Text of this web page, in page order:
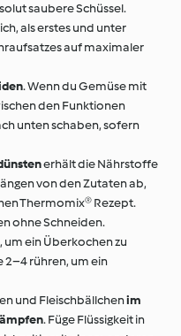
saubere Schüssel.
als erstes und unter
auf maximaler
. Wenn du Gemüse mit
den Funktionen
unten schaben, sofern
erhält die Nährstoffe
von den Zutaten ab,
Thermomix® Rezept.
ohne Schneiden.
, um ein Überkochen zu
2–4 rühren, um ein
und Fleischbällchenim
. Füge Flüssigkeit in